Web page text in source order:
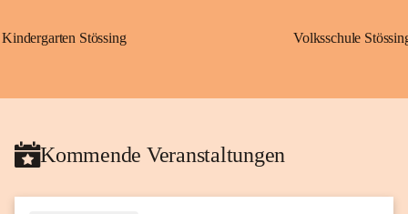
Kindergarten Stössing Volksschule
Kommende Veranstaltungen